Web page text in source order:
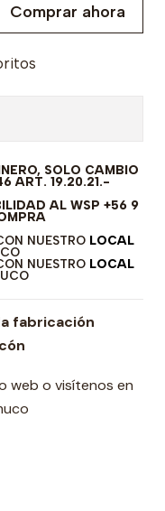
Comprar ahora
SOLO CAMBIO
ART. 19.20.21.-
AL WSP +56 9
NUESTRO LOCAL
NUESTRO LOCAL
fabricación
web o visítenos en